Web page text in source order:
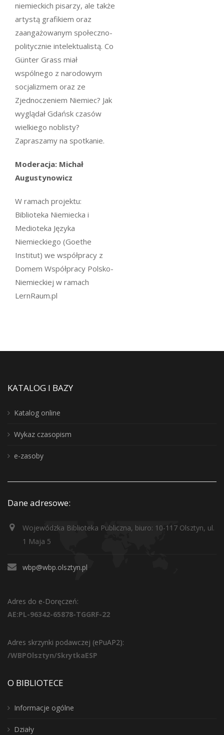
niemieckich pisarzy, ale także
artystą grafikiem oraz
zaangażowanym społeczno-
politycznie intelektualistą. Co
Günter Grass miał
wspólnego z narodowym
socjalizmem oraz ze
Zjednoczeniem Niemiec? Jak
wyglądał Gdańsk czasów
wielkiego noblisty?
Zapraszamy na spotkanie.
Moderacja: Michał
Augustynowicz
W ramach projektu:
Biblioteka Niemiecka i
Medioteka Języka
Niemieckiego (Goethe
Institut) we współpracy z
Domem Współpracy Polsko-
Niemieckiej w ramach
LernRaum.pl
KATALOG I BAZY
Katalog online
Wykaz czasopism
e-zasoby
Dane adresowe:
Wojewódzka Biblioteka Publiczna, biuro: 10-117 Olsztyn, ul.
1 Maja 5
wbp@wbp.olsztyn.pl
Adres do e-Doręczeń:
AE:PL-96342-65878-TGGRF-22
Adres skrzynki podawczej (ePuAP2):
/WBPOlsztyn/SkrytkaESP
O BIBLIOTECE
Informacje ogólne
Działy